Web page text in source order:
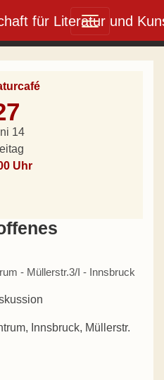
14
Uhr
- Müllerstr.3/I - Innsbruck
Innsbruck, Müllerstr.